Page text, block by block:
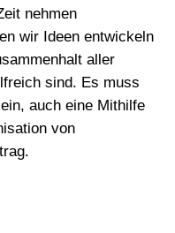
nehmen
wir Ideen entwickeln
aller
sind. Es muss
auch eine Mithilfe
von